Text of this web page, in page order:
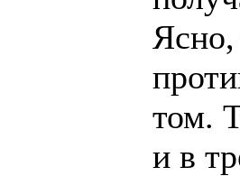
том.
и в